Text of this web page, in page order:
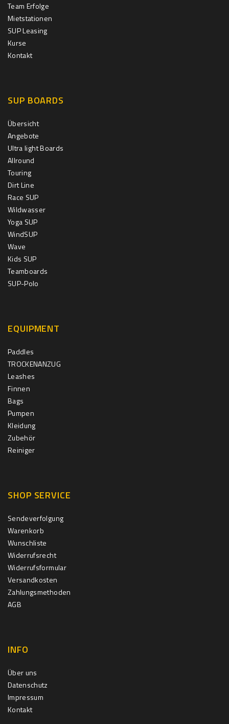
Team Erfolge
Mietstationen
SUP Leasing
Kurse
Kontakt
SUP BOARDS
Übersicht
Angebote
Ultra light Boards
Allround
Touring
Dirt Line
Race SUP
Wildwasser
Yoga SUP
WindSUP
Wave
Kids SUP
Teamboards
SUP-Polo
EQUIPMENT
Paddles
TROCKENANZUG
Leashes
Finnen
Bags
Pumpen
Kleidung
Zubehör
Reiniger
SHOP SERVICE
Sendeverfolgung
Warenkorb
Wunschliste
Widerrufsrecht
Widerrufsformular
Versandkosten
Zahlungsmethoden
AGB
INFO
Über uns
Datenschutz
Impressum
Kontakt